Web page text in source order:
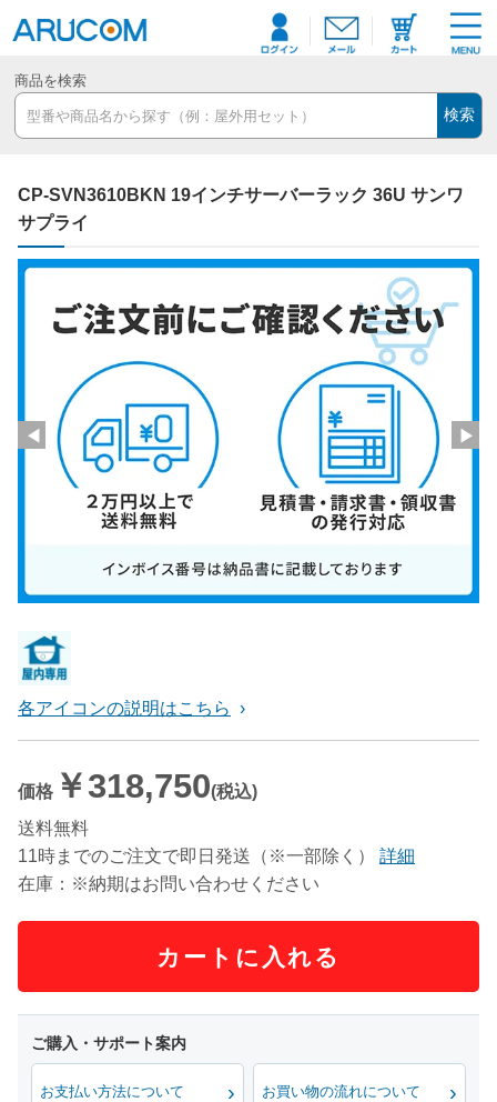
商品を検索
検索
CP-SVN3610BKN 19インチサーバーラック 36U サンワ
サプライ
◀ ▶
各アイコンの説明はこちら
価格 ￥318,750(税込)
送料無料
11時までのご注文で即日発送（※一部除く）
詳細
在庫：※納期はお問い合わせください
カートに入れる
お支払い方法について お買い物の流れについて